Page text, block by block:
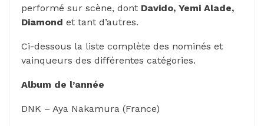
performé sur scène, dont Davido, Yemi Alade,
Diamond et tant d’autres.
Ci-dessous la liste complète des nominés et
vainqueurs des différentes catégories.
Album de l’année
DNK – Aya Nakamura (France)